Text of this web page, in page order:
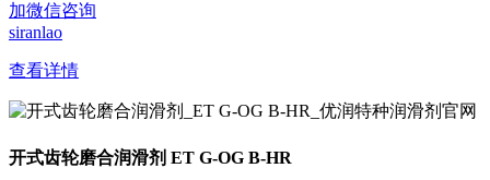
加微信咨询
siranlao
查看详情
开式齿轮磨合润滑剂 ET G-OG B-HR